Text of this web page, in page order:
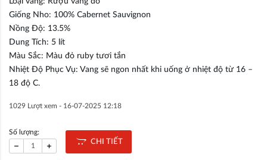
Giống Nho: 100% Cabernet Sauvignon
Nồng Độ: 13.5%
Dung Tích: 5 lít
Màu Sắc: Màu đỏ ruby tươi tắn
Nhiệt Độ Phục Vụ: Vang sẽ ngon nhất khi uống ở nhiệt độ từ 16 –
18 độ C.
1029 Lượt xem - 16-07-2025 12:18
Số lượng:
CHI TIẾT